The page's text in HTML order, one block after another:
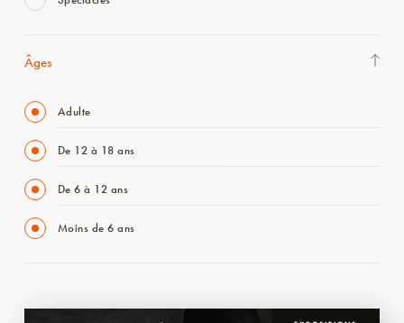
Âges
Adulte
De 12 à 18 ans
De 6 à 12 ans
Moins de 6 ans